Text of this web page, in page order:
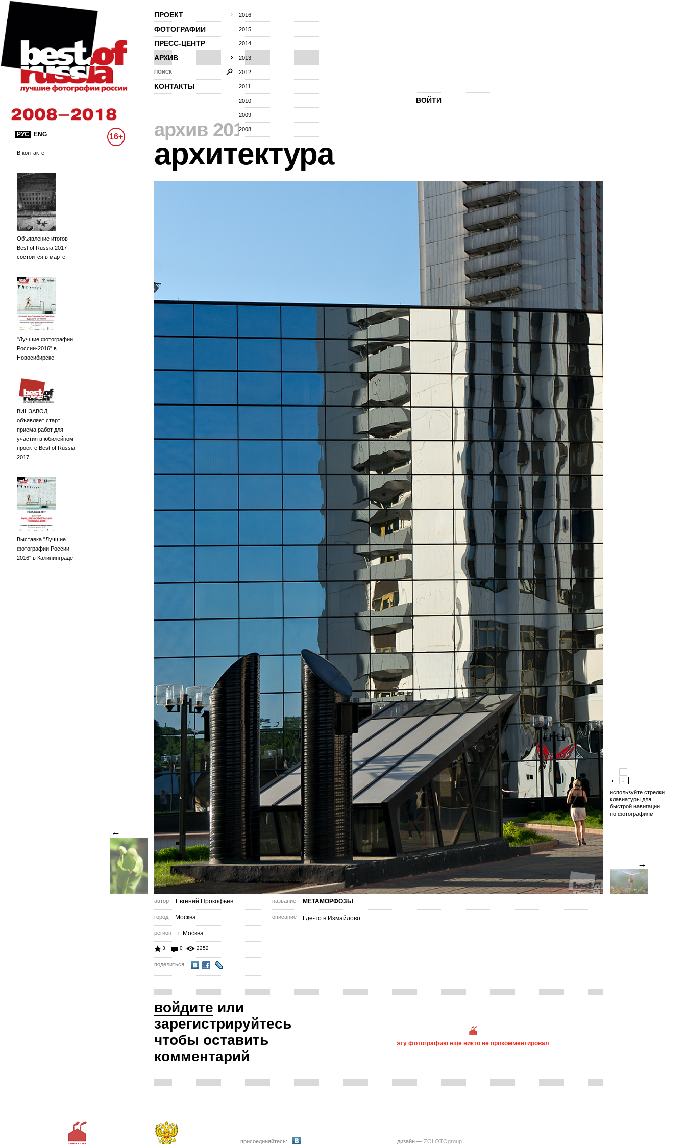
ПРОЕКТ
ФОТОГРАФИИ
ПРЕСС-ЦЕНТР
АРХИВ
2016
2015
2014
2013
2012
2011
2010
2009
2008
ПОИСК
КОНТАКТЫ
ВОЙТИ
РУС ENG 16+
В контакте
Объявление итогов
Best of Russia 2017
состоится в марте
"Лучшие фотографии
России-2016" в
Новосибирске!
ВИНЗАВОД
объявляет старт
приема работ для
участия в юбилейном
проекте Best of Russia
2017
Выставка "Лучшие
фотографии России -
2016" в Калининграде
архив 2013⁄
архитектура
←
→
используйте стрелки
клавиатуры для
быстрой навигации
по фотографиям
автор Евгений Прокофьев
город Москва
регион г. Москва
3 0 2252
поделиться
название МЕТАМОРФОЗЫ
описание Где-то в Измайлово
войдите или
зарегистрируйтесь
чтобы оставить
комментарий
эту фотографию ещё никто не прокомментировал
присоединяйтесь: дизайн — ZOLOTOgroup